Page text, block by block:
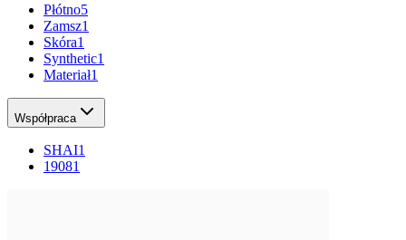
Płótno5
Zamsz1
Skóra1
Synthetic1
Materiał1
Współpraca
SHAI1
19081